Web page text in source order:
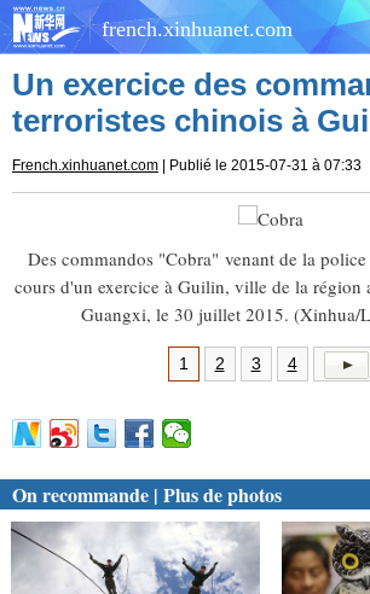
french.xinhuanet.com
CHINE
SANTÉ
VIDÉOS
Un exercice des
terroristes chinois à
French.xinhuanet.com | Publié le 2015-07-31 à 07:33
Des commandos "Cobra" venant de la
cours d'un exercice à Guilin, ville de la région
Guangxi, le 30 juillet 2015. (Xinhua/
1 2 3 4
On recommande | Plus de photos